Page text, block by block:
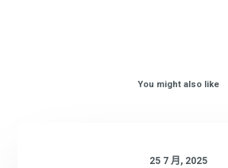
You might also like
25 7 月, 2025